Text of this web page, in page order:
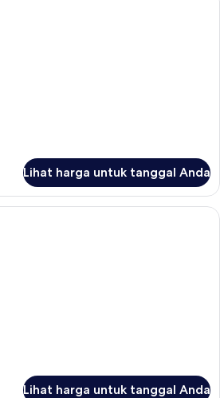
Lihat harga untuk tanggal Anda
Minibar, brankas, meja kerja, dan
Lihat harga untuk tanggal Anda